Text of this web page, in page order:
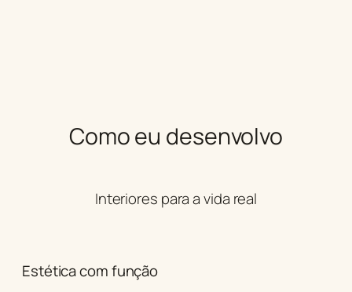
Como eu desenvolvo
Interiores para a vida real
Estética com função